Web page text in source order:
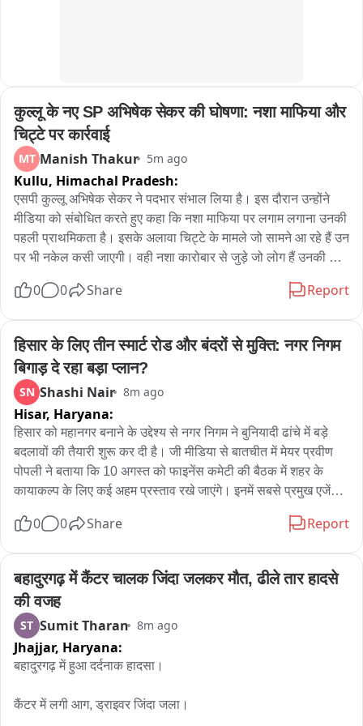
कुल्लू के नए SP अभिषेक सेकर की घोषणा: नशा माफिया और
चिट्टे पर कार्रवाई
MT Manish Thakur 5m ago
Kullu, Himachal Pradesh:
एसपी कुल्लू अभिषेक सेकर ने पदभार संभाल लिया है। इस दौरान उन्होंने
मीडिया को संबोधित करते हुए कहा कि नशा माफिया पर लगाम लगाना उनकी
पहली प्राथमिकता है। इसके अलावा चिट्टे के मामले जो सामने आ रहे हैं उन
पर भी नकेल कसी जाएगी। वही नशा कारोबार से जुड़े जो लोग हैं उनकी
उन्होंने कहा कि अधिक मात्रा में कुल्लू घूमने के लिए पर्यटक भी पहुंचते है।
में कदम उठाए जाएंगे। एसपी कुल्लू अभिषेक सेकर ने आज अपना पदभार
संभाल लिया है इस दौरान उन्होंने अपनी प्राथमिकताओं को भी मीडिया के
सामने रखा उन्होंने जानकारी देते हुए बताया कि कुल्लू जिला में नशा माफिया
जैसे तत्वों पर कार्यवाही की जाएगी और जिला को भ्रष्टाचार मुक्त रखने के
लिए प्रयास किया जाएगा।
0 0 Share Report
हिसार के लिए तीन स्मार्ट रोड और बंदरों से मुक्ति: नगर निगम
बिगाड़ दे रहा बड़ा प्लान?
SN Shashi Nair 8m ago
Hisar, Haryana:
हिसार को महानगर बनाने के उद्देश्य से नगर निगम ने बुनियादी ढांचे में बड़े
बदलावों की तैयारी शुरू कर दी है। जी मीडिया से बातचीत में मेयर प्रवीण
पोपली ने बताया कि 10 अगस्त को फाइनेंस कमेटी की बैठक में शहर के
कायाकल्प के लिए कई अहम प्रस्ताव रखे जाएंगे। इनमें सबसे प्रमुख एजेंडा
व्यवस्था भी सुचारू होगी।
टेंडर जारी कर रहा है। मेयर ने बताया कि सख्त नियमों के कारण पहले कोई
एजेंसी तैयार नहीं थी, लेकिन नए टेंडर से उम्मीद है कि जल्द किसी एजेंसी को
जिम्मेदारी मिलेगी और बंदरों को पकड़कर सुरक्षित जंगल में छोड़ा जाएगा।
प्रवीण पोपली मेयर हिसार
0 0 Share Report
बहादुरगढ़ में कैंटर चालक जिंदा जलकर मौत, ढीले तार हादसे
की वजह
ST Sumit Tharan 8m ago
Jhajjar, Haryana:
बहादुरगढ़ में हुआ दर्दनाक हादसा।
कैंटर में लगी आग, ड्राइवर जिंदा जला।